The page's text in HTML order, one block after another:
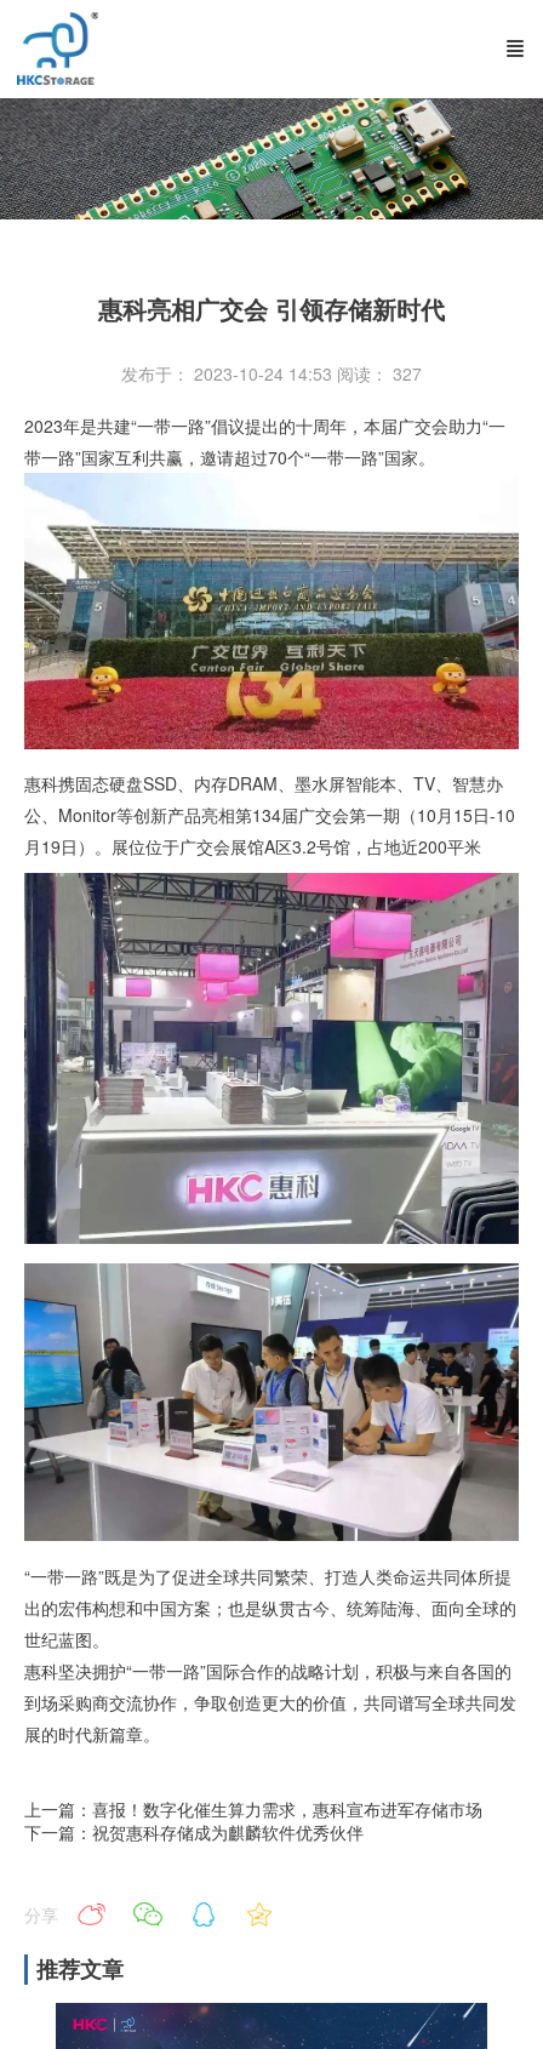
惠科亮相广交会 引领存储新时代
发布于： 2023-10-24 14:53 阅读： 327
2023年是共建“一带一路”倡议提出的十周年，本届广交会助力“一
带一路”国家互利共赢，邀请超过70个“一带一路”国家。
惠科携固态硬盘SSD、内存DRAM、墨水屏智能本、TV、智慧办
公、Monitor等创新产品亮相第134届广交会第一期（10月15日-10
月19日）。展位位于广交会展馆A区3.2号馆，占地近200平米
“一带一路”既是为了促进全球共同繁荣、打造人类命运共同体所提
出的宏伟构想和中国方案；也是纵贯古今、统筹陆海、面向全球的
世纪蓝图。
惠科坚决拥护“一带一路”国际合作的战略计划，积极与来自各国的
到场采购商交流协作，争取创造更大的价值，共同谱写全球共同发
展的时代新篇章。
上一篇：喜报！数字化催生算力需求，惠科宣布进军存储市场
下一篇：祝贺惠科存储成为麒麟软件优秀伙伴
分享
推荐文章